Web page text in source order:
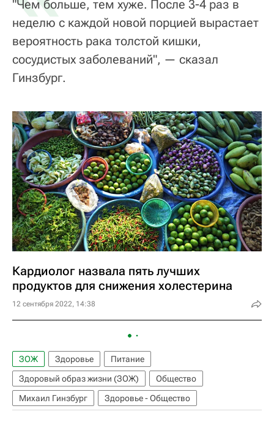
"Чем больше, тем хуже. После 3-4 раз в
неделю с каждой новой порцией вырастает
вероятность рака толстой кишки,
сосудистых заболеваний", — сказал
Гинзбург.
Кардиолог назвала пять лучших
продуктов для снижения холестерина
12 сентября 2022, 14:38
ЗОЖ Здоровье
Питание
Здоровый образ жизни (ЗОЖ)
Общество
Михаил Гинзбург
Здоровье - Общество